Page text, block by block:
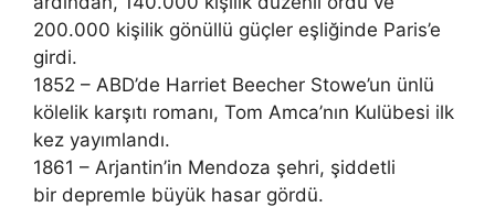
200.000 kişilik gönüllü güçler eşliğinde Paris’e
girdi.
1852 – ABD’de Harriet Beecher Stowe’un ünlü
kölelik karşıtı romanı, Tom Amca’nın Kulübesi ilk
kez yayımlandı.
1861 – Arjantin’in Mendoza şehri, şiddetli
bir depremle büyük hasar gördü.